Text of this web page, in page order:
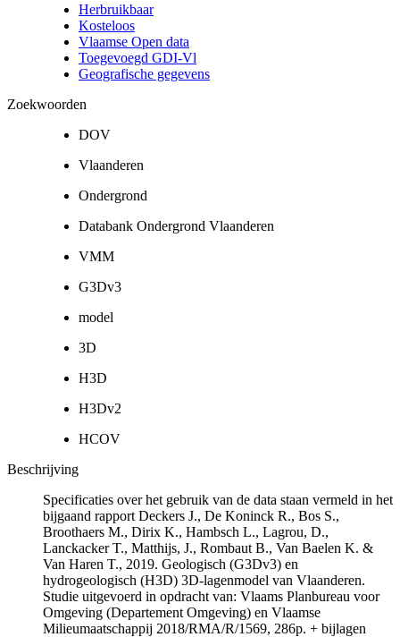
Herbruikbaar
Kosteloos
Vlaamse Open data
Toegevoegd GDI-Vl
Geografische gegevens
Zoekwoorden
DOV
Vlaanderen
Ondergrond
Databank Ondergrond Vlaanderen
VMM
G3Dv3
model
3D
H3D
H3Dv2
HCOV
Beschrijving
Specificaties over het gebruik van de data staan vermeld in het
bijgaand rapport Deckers J., De Koninck R., Bos S.,
Broothaers M., Dirix K., Hambsch L., Lagrou, D.,
Lanckacker T., Matthijs, J., Rombaut B., Van Baelen K. &
Van Haren T., 2019. Geologisch (G3Dv3) en
hydrogeologisch (H3D) 3D-lagenmodel van Vlaanderen.
Studie uitgevoerd in opdracht van: Vlaams Planbureau voor
Omgeving (Departement Omgeving) en Vlaamse
Milieumaatschappij 2018/RMA/R/1569, 286p. + bijlagen